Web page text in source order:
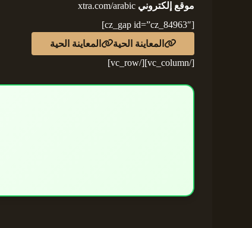
موقع إلكتروني xtra.com/arabic
[cz_gap id=”cz_84963″]
المعاينة الحية
المعاينة الحية
[/vc_column][/vc_row]